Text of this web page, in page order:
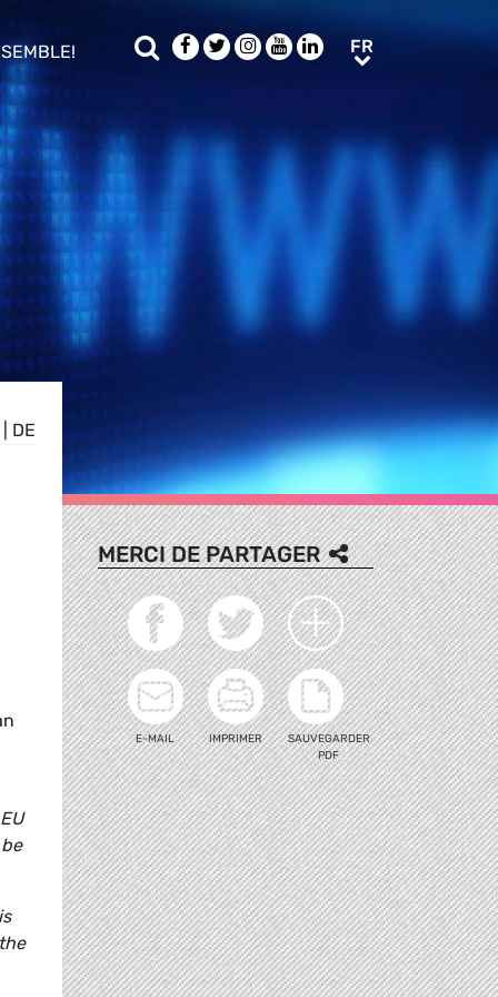
menu
Rechercher
Facebook
TwitterInstagram
YoutubeLinkedIn
FR
DE
MERCI DE PARTAGER
E-MAIL IMPRIMER
SAUVEGARDER
PDF